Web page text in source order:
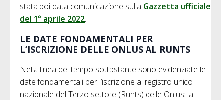
stata poi data comunicazione sulla Gazzetta ufficiale
del 1° aprile 2022.
LE DATE FONDAMENTALI PER
L’ISCRIZIONE DELLE ONLUS AL RUNTS
Nella linea del tempo sottostante sono evidenziate le
date fondamentali per l’iscrizione al registro unico
nazionale del Terzo settore (Runts) delle Onlus: la